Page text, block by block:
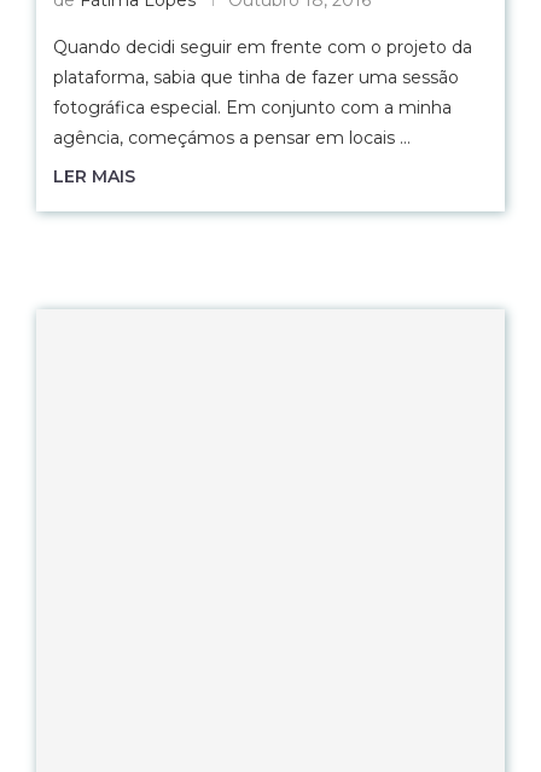
Quando decidi seguir em frente com o projeto da
plataforma, sabia que tinha de fazer uma sessão
fotográfica especial. Em conjunto com a minha
agência, começámos a pensar em locais …
LER MAIS